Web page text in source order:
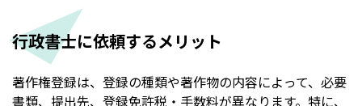
行政書士に依頼するメリット
著作権登録は、登録の種類や著作物の内容によって、必要
書類、提出先、登録免許税・手数料が異なります。特に、